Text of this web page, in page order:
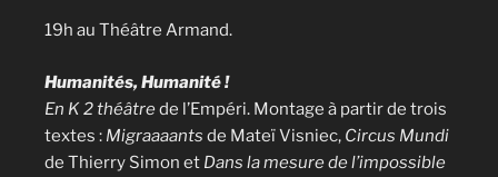
19h au Théâtre Armand.
Humanités, Humanité !
En K 2 théâtrede l’Empéri. Montage à partir de trois
textes : Migraaaants de Mateï Visniec, Circus Mundi
de Thierry Simon et Dans la mesure de l’impossible